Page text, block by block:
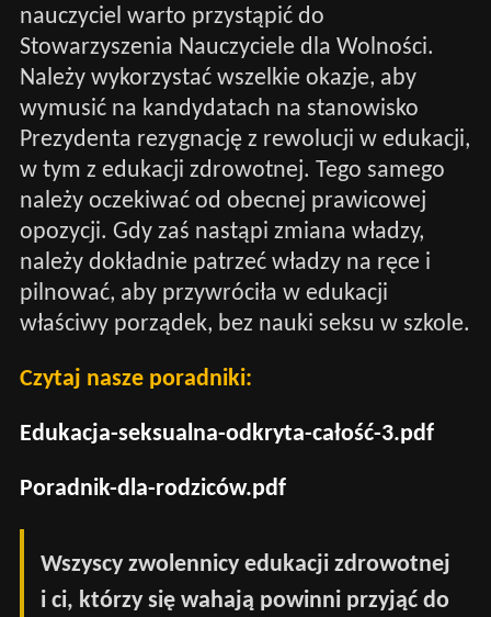
nauczyciel warto przystąpić do
Stowarzyszenia Nauczyciele dla Wolności.
Należy wykorzystać wszelkie okazje, aby
wymusić na kandydatach na stanowisko
Prezydenta rezygnację z rewolucji w edukacji,
w tym z edukacji zdrowotnej. Tego samego
należy oczekiwać od obecnej prawicowej
opozycji. Gdy zaś nastąpi zmiana władzy,
należy dokładnie patrzeć władzy na ręce i
pilnować, aby przywróciła w edukacji
właściwy porządek, bez nauki seksu w szkole.
Czytaj nasze poradniki:
Edukacja-seksualna-odkryta-całość-3.pdf
Poradnik-dla-rodziców.pdf
Wszyscy zwolennicy edukacji zdrowotnej
i ci, którzy się wahają powinni przyjąć do